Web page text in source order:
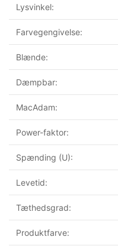
Lysvinkel:
Farvegengivelse:
Blænde:
Dæmpbar:
MacAdam:
Power-faktor:
Spænding (U):
Levetid:
Tæthedsgrad:
Produktfarve: